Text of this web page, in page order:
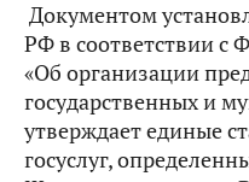
Документом
РФ в соответствии с
«Об организации
государственных и
утверждает единые
госуслуг,